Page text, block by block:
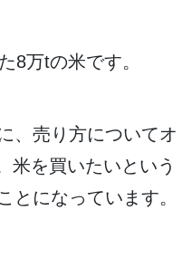
8万tの米です。
、 売 り 方についてオ
米を買いたいという
とになっています。